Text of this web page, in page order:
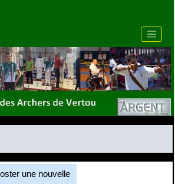
une nouvelle